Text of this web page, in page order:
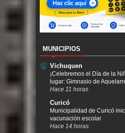
MUNICIPIOS
Vichuquen
¡Celebremos el Día de la
lugar: Gimnasio de
Hace 11 horas.
Curicó
Municipalidad de Curicó
vacunación escolar
Hace 14 horas.